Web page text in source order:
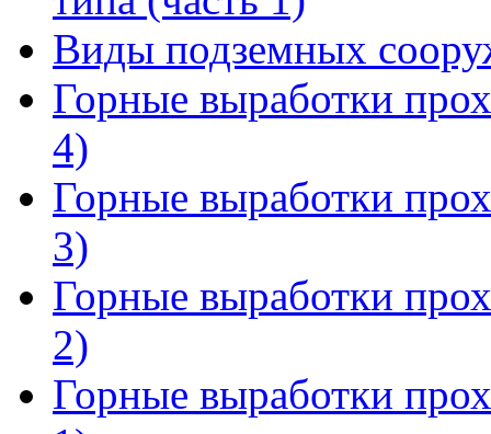
Виды подземных
Горные выработки
4)
Горные выработки
3)
Горные выработки
2)
Горные выработки